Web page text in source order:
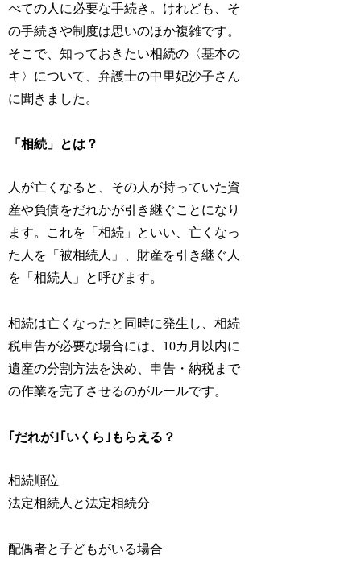
べての人に必要な手続き。けれども、そ
の手続きや制度は思いのほか複雑です。
そこで、知っておきたい相続の〈基本の
キ〉について、弁護士の中里妃沙子さん
に聞きました。
「相続」とは？
人が亡くなると、その人が持っていた資
産や負債をだれかが引き継ぐことになり
ます。これを「相続」といい、亡くなっ
た人を「被相続人」、財産を引き継ぐ人
を「相続人」と呼びます。
相続は亡くなったと同時に発生し、相続
税申告が必要な場合には、10カ月以内に
遺産の分割方法を決め、申告・納税まで
の作業を完了させるのがルールです。
｢だれが｣｢いくら｣もらえる？
相続順位
法定相続人と法定相続分
配偶者と子どもがいる場合